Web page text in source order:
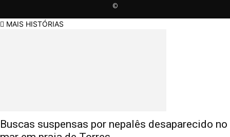
©
MAIS HISTÓRIAS
Buscas suspensas por nepalês desaparecido no